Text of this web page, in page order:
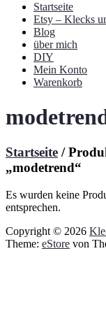
Startseite
Etsy – Klecks
Blog
über mich
DIY
Mein Konto
Warenkorb
Startseite /
„modetrend“
Es wurden keine
entsprechen.
Copyright © 2026
Theme: eStore von